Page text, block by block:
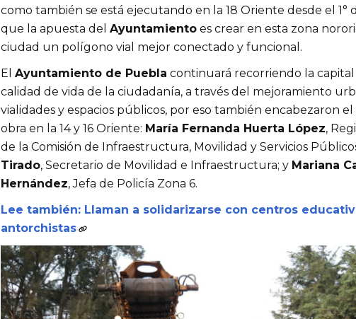
como también se está ejecutando en la 18 Oriente desde el 1°
que la apuesta del Ayuntamiento es crear en esta zona
ciudad un polígono vial mejor conectado y funcional.
El Ayuntamiento de Puebla continuará recorriendo la capital
calidad de vida de la ciudadanía, a través del mejoramiento
vialidades y espacios públicos, por eso también encabezaron
obra en la 14 y 16 Oriente: María Fernanda Huerta López,
de la Comisión de Infraestructura, Movilidad y Servicios
Tirado, Secretario de Movilidad e Infraestructura; y Mariana
Hernández, Jefa de Policía Zona 6.
Lee también: Llaman a solidarizarse con centros
antorchistas